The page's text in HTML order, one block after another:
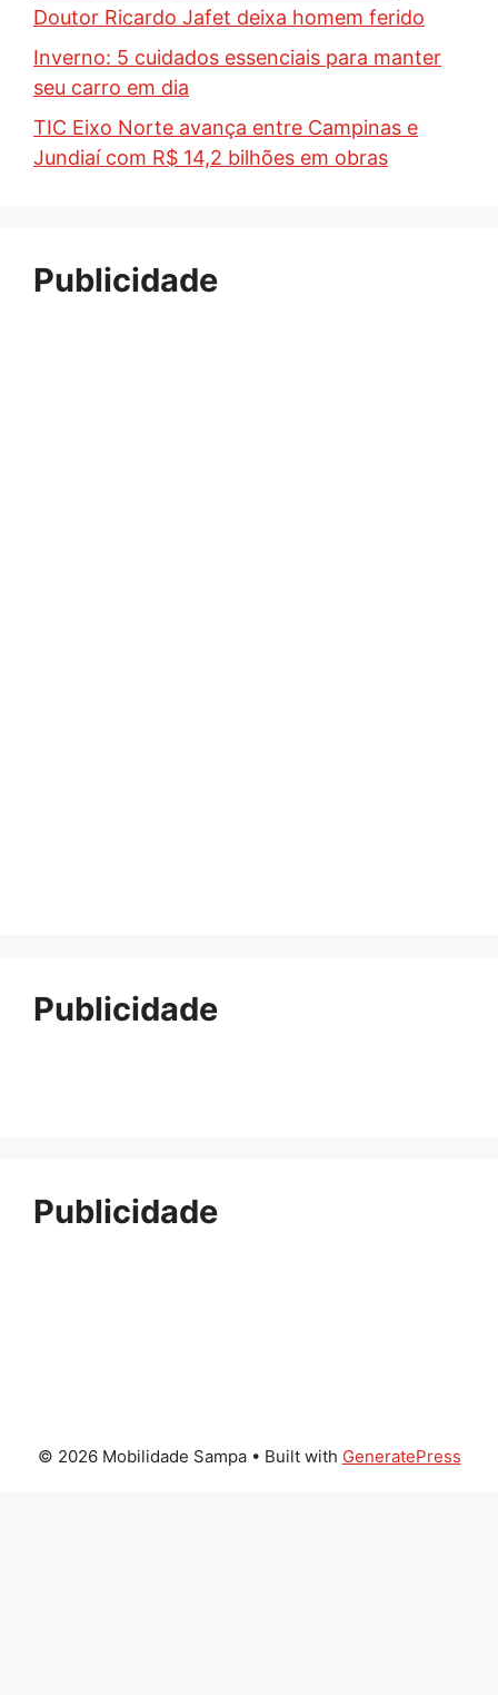
Doutor Ricardo Jafet deixa homem ferido
Inverno: 5 cuidados essenciais para manter
seu carro em dia
TIC Eixo Norte avança entre Campinas e
Jundiaí com R$ 14,2 bilhões em obras
Publicidade
Publicidade
Publicidade
© 2026 Mobilidade Sampa• Built with GeneratePress